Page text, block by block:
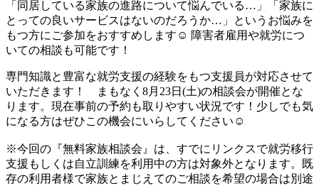
「同居している家族の進路について悩んでいる…」「家族に
とっての良いサービスはないのだろうか…」というお悩みを
もつ方にご参加をおすすめします☺️ 障害者雇用や就労につ
いての相談も可能です！
専門知識と豊富な就労支援の経験をもつ支援員が対応させて
いただきます！ まもなく8月23日(土)の相談会が開催とな
ります。現在事前の予約も取りやすい状況です！少しでも気
になる方はぜひこの機会にいらしてください☺️
※今回の『無料家族相談会』は、すでにリンクスで就労移行
支援もしくは自立訓練を利用中の方は対象外となります。既
存の利用者様で家族とまじえてのご相談を希望の場合は別途